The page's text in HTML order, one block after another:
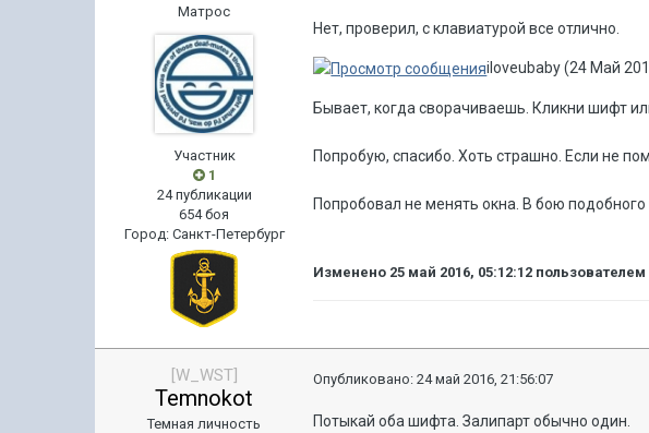
Матрос
Участник
1
24 публикации
654 боя
Город: Санкт-Петербург
Нет, проверил, с клавиатурой все отлично.
iloveubaby (24 Май
Бывает, когда сворачиваешь. Кликни шифт
Попробую, спасибо. Хоть страшно. Если не
Попробовал не менять окна. В бою
Изменено 25 май 2016, 05:12:12 пользователем
[W_WST]
Temnokot
Темная личность
Опубликовано:24 май 2016, 21:56:07
Потыкай оба шифта. Залипарт обычно один.